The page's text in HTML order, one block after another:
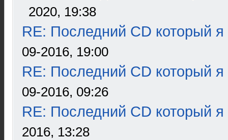
2020, 19:38
RE: Последний CD который я
09-2016, 19:00
RE: Последний CD который я
09-2016, 09:26
RE: Последний CD который я
2016, 13:28